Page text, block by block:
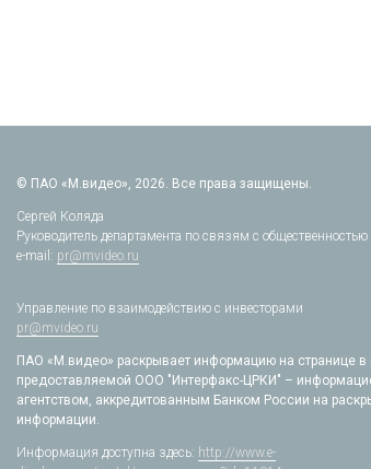
© ПАО «М.видео», 2026. Все права защищены.
Сергей Коляда
Руководитель департамента по связям с общественностью
e-mail: pr@mvideo.ru
Управление по взаимодействию с инвесторами
pr@mvideo.ru
ПАО «М.видео» раскрывает информацию на странице в
предоставляемой ООО "Интерфакс-ЦРКИ" –
агентством, аккредитованным Банком России на
информации.
Информация доступна здесь: http://www.e-